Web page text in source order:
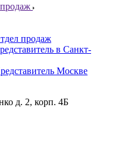
продаж
в Санкт-
Москве
д. 2, корп. 4Б